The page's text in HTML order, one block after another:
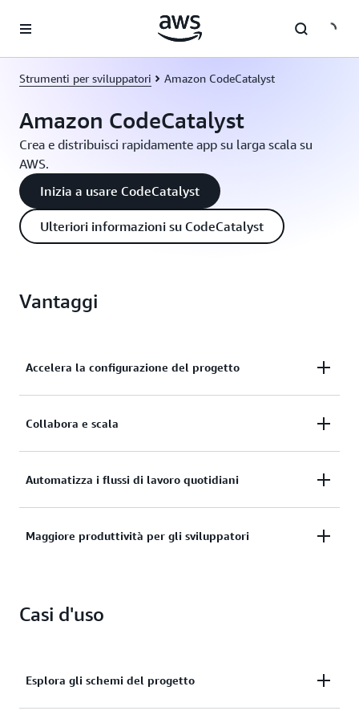
Strumenti per sviluppatori Amazon CodeCatalyst
Amazon CodeCatalyst
Crea e distribuisci rapidamente app su larga scala su
AWS.
Inizia a usare CodeCatalyst
Ulteriori informazioni su CodeCatalyst
Vantaggi
Accelera la configurazione del progetto
blueprint per codificare le best practice.
Collabora e scala
una gestione degli accessi centralizzata e sicura.
Automatizza i flussi di lavoro quotidiani
creazione e la gestione dell'ambiente.
Maggiore produttività per gli sviluppatori
linguaggio naturale.
Casi d'uso
Esplora gli schemi del progetto